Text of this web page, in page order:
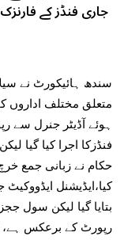
جاری فنڈز کے
سندھ ہائیکورٹ نے
متعلق مختلف اداروں
ہوئے آڈیٹر جنرل سے
فنڈزکا اجرا کیا گیا
حکام نے زبانی جمع
کیا،ایڈیشنل
بتایا گیا لیکن سول
رپورٹ کے برعکس ہے،